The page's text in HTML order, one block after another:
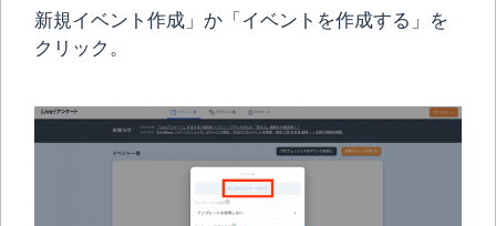
新規イベント作成」か「イベントを作成する」を
クリック。